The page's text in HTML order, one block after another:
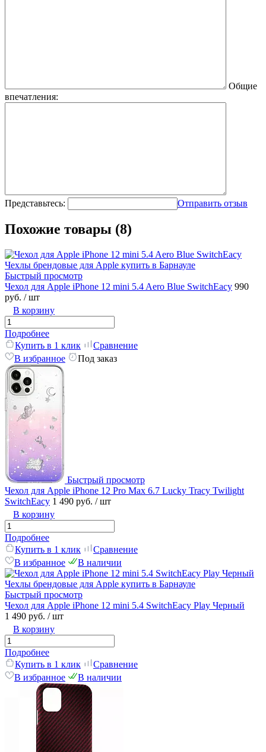
Общие
впечатления:
Представьтесь: Отправить отзыв
Похожие товары (8)
Быстрый просмотр
Чехол для Apple iPhone 12 mini 5.4 Aero Blue SwitchEacy 990
руб. / шт
В корзину
Подробнее
Купить в 1 клик
Сравнение
В избранное
Под заказ
Быстрый просмотр
Чехол для Apple iPhone 12 Pro Max 6.7 Lucky Tracy Twilight
SwitchEacy 1 490 руб. / шт
В корзину
Подробнее
Купить в 1 клик
Сравнение
В избранное
В наличии
Быстрый просмотр
Чехол для Apple iPhone 12 mini 5.4 SwitchEacy Play Черный
1 490 руб. / шт
В корзину
Подробнее
Купить в 1 клик
Сравнение
В избранное
В наличии